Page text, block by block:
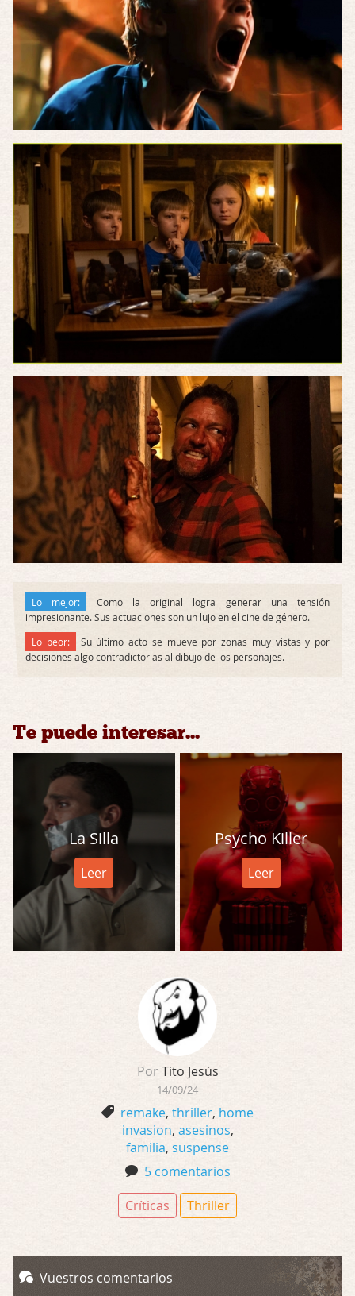
Lo mejor:
Como la original logra generar una tensión
impresionante. Sus actuaciones son un lujo en el cine de género.
Lo peor:
Su último acto se mueve por zonas muy vistas y por
decisiones algo contradictorias al dibujo de los personajes.
Te puede interesar...
La Silla
Leer
Psycho Killer
Leer
PorTito Jesús
14/09/24
remake, thriller, home
invasion, asesinos,
familia, suspense
5 comentarios
Críticas
Thriller
Vuestros comentarios